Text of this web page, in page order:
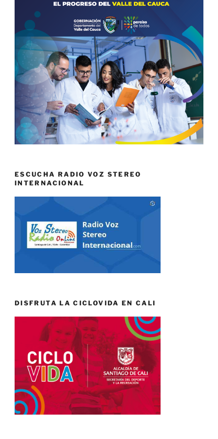
ESCUCHA RADIO VOZ STEREO
INTERNACIONAL
DISFRUTA LA CICLOVIDA EN CALI